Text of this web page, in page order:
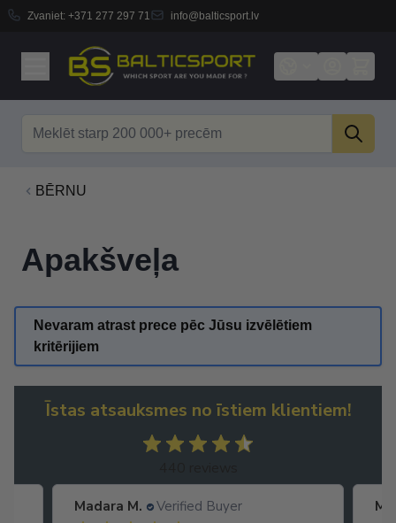
Zvaniet: +371 277 297 71 info@balticsport.lv
BĒRNU
Apakšveļa
Nevaram atrast prece pēc Jūsu izvēlētiem
kritērijiem
Īstas atsauksmes no īstiem klientiem!
Madara M. Verified Buyer